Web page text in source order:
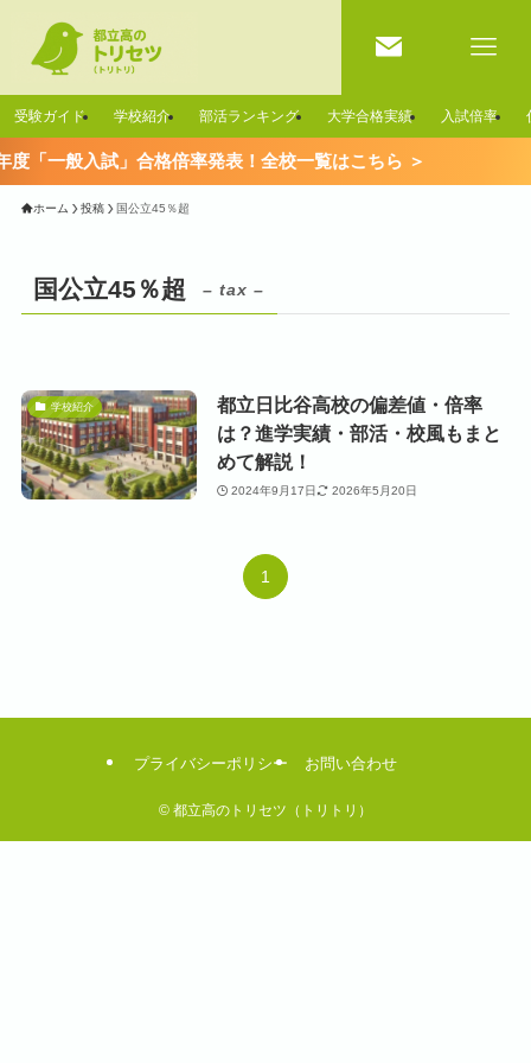
受験ガイド 学校紹介 部活ランキング 大学合格実績 入試倍率
度「一般入試」合格倍率発表！全校一覧はこちら ＞
ホーム 投稿 国公立45％超
国公立45％超 – tax –
学校紹介
都立日比谷高校の偏差値・倍率
は？進学実績・部活・校風もまと
めて解説！
2024年9月17日 2026年5月20日
1
プライバシーポリシー お問い合わせ
© 都立高のトリセツ（トリトリ）